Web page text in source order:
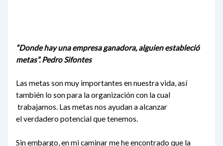
“Donde hay una empresa ganadora, alguien estableció
metas”. Pedro Sifontes
Las metas son muy importantes en nuestra vida, así
también lo son para la organización con la cual
trabajamos. Las metas nos ayudan a alcanzar
el verdadero potencial que tenemos.
Sin embargo, en mi caminar me he encontrado que la